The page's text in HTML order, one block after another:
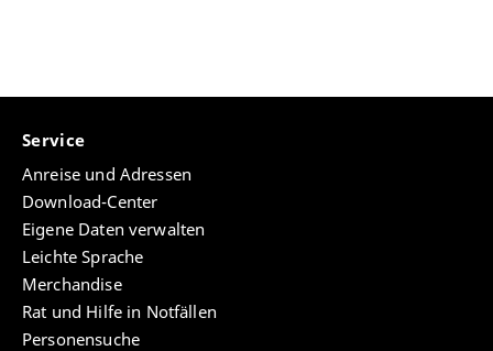
Service
Anreise und Adressen
Download-Center
Eigene Daten verwalten
Leichte Sprache
Merchandise
Rat und Hilfe in Notfällen
Personensuche